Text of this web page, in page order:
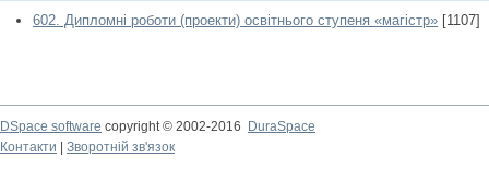
602. Дипломні роботи (проекти) освітнього ступеня «магістр» [1107]
DSpace software copyright © 2002-2016
DuraSpace
Контакти
Зворотній зв'язок